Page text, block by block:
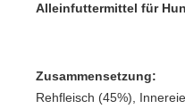
Alleinfuttermittel für
Zusammensetzung:
Rehfleisch (45%),